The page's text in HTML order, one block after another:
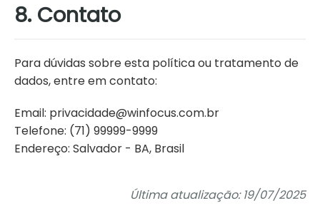
8. Contato
Para dúvidas sobre esta política ou tratamento de
dados, entre em contato:
Email: privacidade@winfocus.com.br
Telefone: (71) 99999-9999
Endereço: Salvador - BA, Brasil
Última atualização: 19/07/2025